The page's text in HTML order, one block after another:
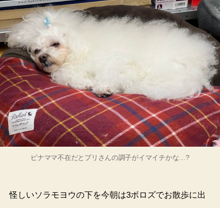
ピナママ不在だとプリさんの調子がイマイチかな…?
怪しいソラモヨウの下を今朝は3ボロズでお散歩に出